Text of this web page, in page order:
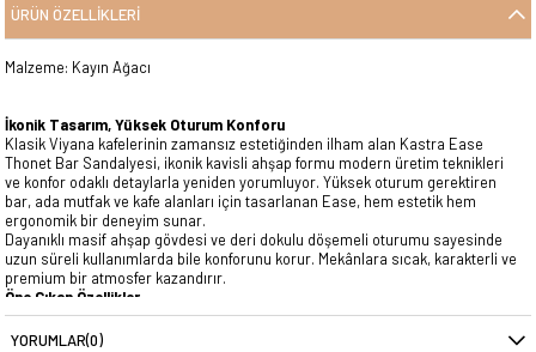
ÜRÜN ÖZELLIKLERI
Malzeme: Kayın Ağacı
İkonik Tasarım, Yüksek Oturum Konforu
Klasik Viyana kafelerinin zamansız estetiğinden ilham alan Kastra Ease
Thonet Bar Sandalyesi, ikonik kavisli ahşap formu modern üretim teknikleri
ve konfor odaklı detaylarla yeniden yorumluyor. Yüksek oturum gerektiren
bar, ada mutfak ve kafe alanları için tasarlanan Ease, hem estetik hem
ergonomik bir deneyim sunar.
Dayanıklı masif ahşap gövdesi ve deri dokulu döşemeli oturumu sayesinde
uzun süreli kullanımlarda bile konforunu korur. Mekânlara sıcak, karakterli ve
premium bir atmosfer kazandırır.
Öne Çıkan Özellikler
İkonik Thonet Tasarımı
Zamansız kavisli ahşap formu ile klasik ve modern mekânlara uyum sağlar.
YORUMLAR(0)